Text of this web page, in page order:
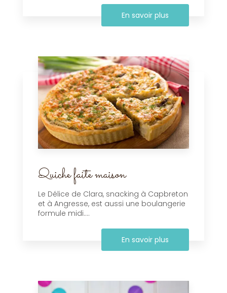
En savoir plus
Quiche faite maison
Le Délice de Clara, snacking à Capbreton
et à Angresse, est aussi une boulangerie
formule midi....
En savoir plus